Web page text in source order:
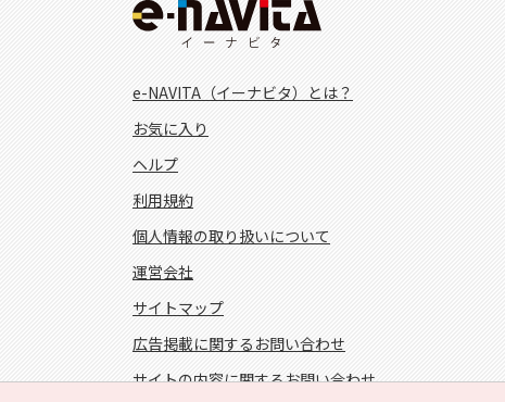
e-NAVITA（イーナビタ）とは？
お気に入り
ヘルプ
利用規約
個人情報の取り扱いについて
運営会社
サイトマップ
広告掲載に関するお問い合わせ
サイトの内容に関するお問い合わせ